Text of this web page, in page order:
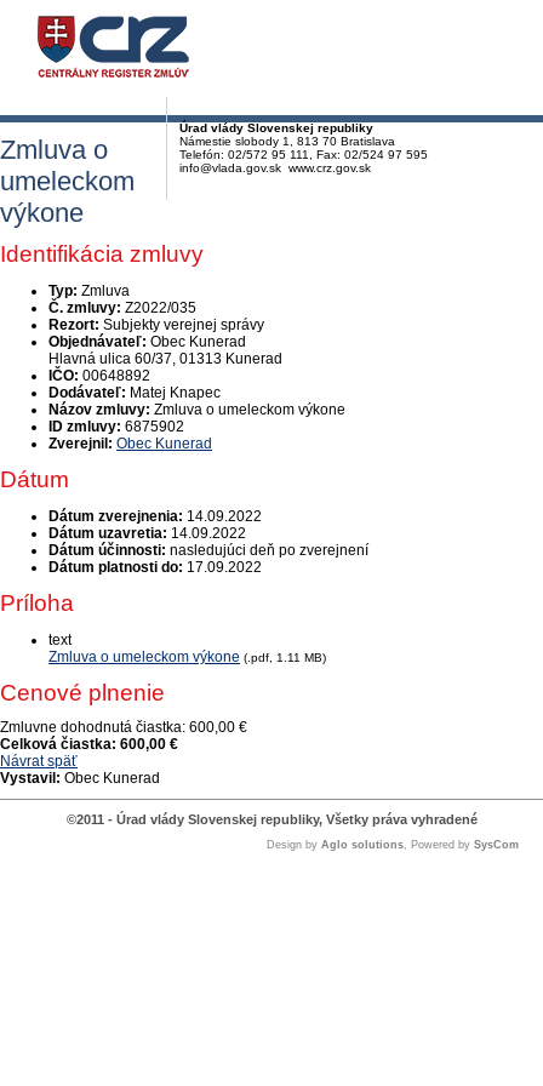
Úrad vlády Slovenskej republiky
Námestie slobody 1, 813 70 Bratislava
Telefón: 02/572 95 111, Fax: 02/524 97 595
info@vlada.gov.sk www.crz.gov.sk
Zmluva o
umeleckom
výkone
Identifikácia zmluvy
Typ: Zmluva
Č. zmluvy: Z2022/035
Rezort: Subjekty verejnej správy
Objednávateľ: Obec Kunerad
Hlavná ulica 60/37, 01313 Kunerad
IČO: 00648892
Dodávateľ: Matej Knapec
Názov zmluvy: Zmluva o umeleckom výkone
ID zmluvy: 6875902
Zverejnil: Obec Kunerad
Dátum
Dátum zverejnenia: 14.09.2022
Dátum uzavretia: 14.09.2022
Dátum účinnosti: nasledujúci deň po zverejnení
Dátum platnosti do: 17.09.2022
Príloha
text
Zmluva o umeleckom výkone (.pdf, 1.11 MB)
Cenové plnenie
Zmluvne dohodnutá čiastka: 600,00 €
Celková čiastka: 600,00 €
Návrat späť
Vystavil: Obec Kunerad
©2011 - Úrad vlády Slovenskej republiky, Všetky práva vyhradené
Design by Aglo solutions, Powered by SysCom